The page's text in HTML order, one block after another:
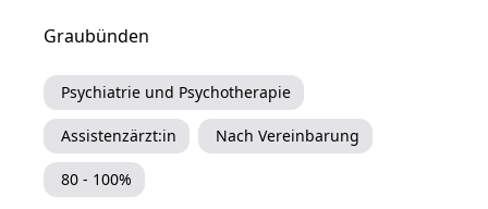
Graubünden
Psychiatrie und Psychotherapie
Assistenzärzt:in Nach Vereinbarung
80 - 100%